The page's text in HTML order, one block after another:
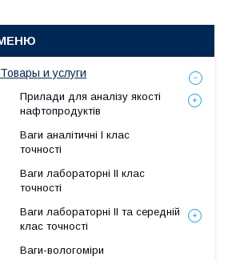
Товары и услуги
Прилади для аналізу якості
нафтопродуктів
Ваги аналітичні І клас
точності
Ваги лабораторні ІІ клас
точності
Ваги лабораторні ІІ та середній
клас точності
Ваги-вологоміри